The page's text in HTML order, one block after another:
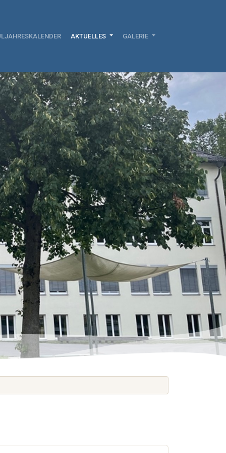
AKTUELLES GALERIE